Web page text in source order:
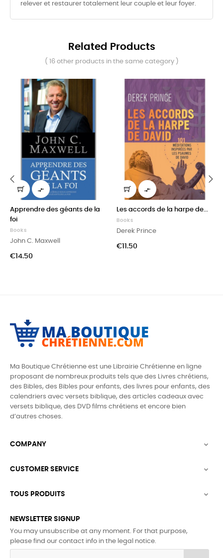
relever et restaurer totalement leur couple et leur foyer.
Related Products
( 16 other products in the same category )

Apprendre des géants de la
foi
Books
John C. Maxwell
Price
€14.50

Les accords de la harpe de...
Books
Derek Prince
Price
€11.50
Ma Boutique Chrétienne est une Librairie Chrétienne en ligne
proposant de nombreux produits tels que des Livres chrétiens,
des Bibles, des Bibles pour enfants, des livres pour enfants, des
calendriers avec versets biblique, des articles cadeaux avec
versets biblique, des DVD films chrétiens et encore bien
d’autres choses.
COMPANY 
CUSTOMER SERVICE 
TOUS PRODUITS 
NEWSLETTER SIGNUP
You may unsubscribe at any moment. For that purpose,
please find our contact info in the legal notice.